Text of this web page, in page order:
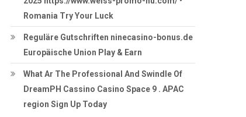
Romania Try Your Luck
Reguläre Gutschriften ninecasino-bonus.de
Europäische Union Play & Earn
What Ar The Professional And Swindle Of
DreamPH Cassino Casino Space 9 . APAC
region Sign Up Today